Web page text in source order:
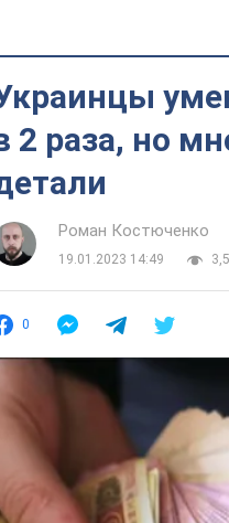
2 раза, но
Роман Костюченко
19.01.2023 14:49
0